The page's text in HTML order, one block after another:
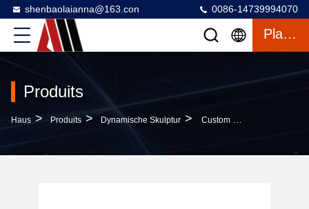
shenbaolaianna@163.con 0086-14739994070
Plaudern
Produits
Haus > Produits > Dynamische Skulptur > Custom 3D Cartoon Monkey Resin Figur Keychain Mit Hoher Dichte Festharz Und Handgemalte Handwerkskunst